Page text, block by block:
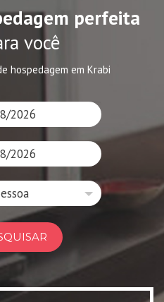
perfeita
você
hospedagem em Krabi